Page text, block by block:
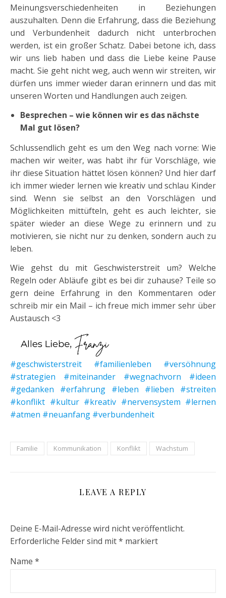
Meinungsverschiedenheiten in Beziehungen
auszuhalten. Denn die Erfahrung, dass die Beziehung
und Verbundenheit dadurch nicht unterbrochen
werden, ist ein großer Schatz. Dabei betone ich, dass
wir uns lieb haben und dass die Liebe keine Pause
macht. Sie geht nicht weg, auch wenn wir streiten, wir
dürfen uns immer wieder daran erinnern und das mit
unseren Worten und Handlungen auch zeigen.
Besprechen – wie können wir es das nächste
Mal gut lösen?
Schlussendlich geht es um den Weg nach vorne: Wie
machen wir weiter, was habt ihr für Vorschläge, wie
ihr diese Situation hättet lösen können? Und hier darf
ich immer wieder lernen wie kreativ und schlau Kinder
sind. Wenn sie selbst an den Vorschlägen und
Möglichkeiten mittüfteln, geht es auch leichter, sie
später wieder an diese Wege zu erinnern und zu
motivieren, sie nicht nur zu denken, sondern auch zu
leben.
Wie gehst du mit Geschwisterstreit um? Welche
Regeln oder Abläufe gibt es bei dir zuhause? Teile so
gern deine Erfahrung in den Kommentaren oder
schreib mir ein Mail – ich freue mich immer sehr über
Austausch <3
#geschwisterstreit #familienleben #versöhnung
#strategien #miteinander #wegnachvorn #ideen
#gedanken #erfahrung #leben #lieben #streiten
#konflikt #kultur #kreativ #nervensystem #lernen
#atmen #neuanfang #verbundenheit
Familie Kommunikation Konflikt Wachstum
LEAVE A REPLY
Deine E-Mail-Adresse wird nicht veröffentlicht.
Erforderliche Felder sind mit* markiert
Name *